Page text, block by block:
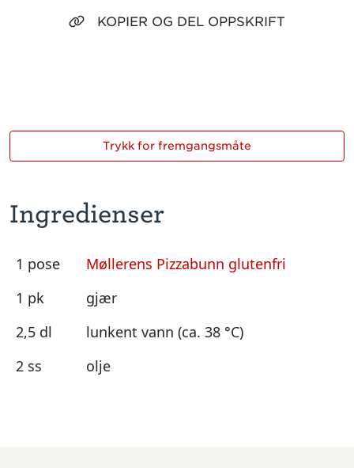
KOPIER OG DEL OPPSKRIFT
Ingredienser
1 pose
Møllerens Pizzabunn glutenfri
1 pk
gjær
2,5 dl
lunkent vann (ca. 38 °C)
2 ss
olje
Trykk for fremgangsmåte